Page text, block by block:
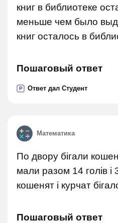
книг в библиотеке
меньше чем было
книг осталось в
Пошаговый ответ
P Ответ дал Студент
Математика
По двору бігали
мали разом 14 голів і
кошенят і курчат
Пошаговый ответ